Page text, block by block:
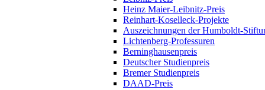
Heinz Maier-Leibnitz-Preis
Reinhart-Koselleck-Projekte
Auszeichnungen der Humboldt-
Lichtenberg-Professuren
Berninghausenpreis
Deutscher Studienpreis
Bremer Studienpreis
DAAD-Preis